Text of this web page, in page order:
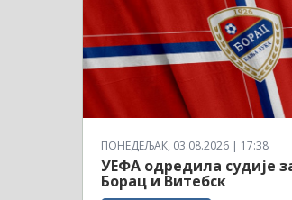
ПОНЕДЕЉАК, 03.08.2026 | 17:38
УЕФА одредила судије
Борац и Витебск